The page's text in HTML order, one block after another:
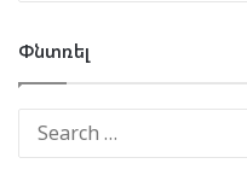
Փնտռել